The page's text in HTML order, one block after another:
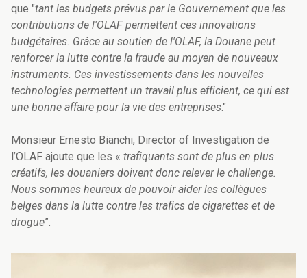
que "tant les budgets prévus par le Gouvernement que les
contributions de l'OLAF permettent ces innovations
budgétaires. Grâce au soutien de l'OLAF, la Douane peut
renforcer la lutte contre la fraude au moyen de nouveaux
instruments. Ces investissements dans les nouvelles
technologies permettent un travail plus efficient, ce qui est
une bonne affaire pour la vie des entreprises."
Monsieur Ernesto Bianchi, Director of Investigation de
l’OLAF ajoute que les « trafiquants sont de plus en plus
créatifs, les douaniers doivent donc relever le challenge.
Nous sommes heureux de pouvoir aider les collègues
belges dans la lutte contre les trafics de cigarettes et de
drogue”.